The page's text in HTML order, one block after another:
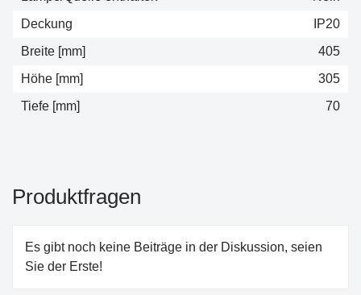
Deckung
IP20
Breite [mm]
405
Höhe [mm]
305
Tiefe [mm]
70
Produktfragen
Es gibt noch keine Beiträge in der Diskussion, seien
Sie der Erste!